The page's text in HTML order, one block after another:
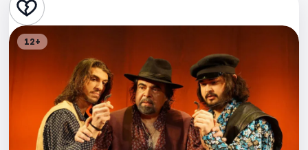
Стендап
Квесты
Экскурсии
12+